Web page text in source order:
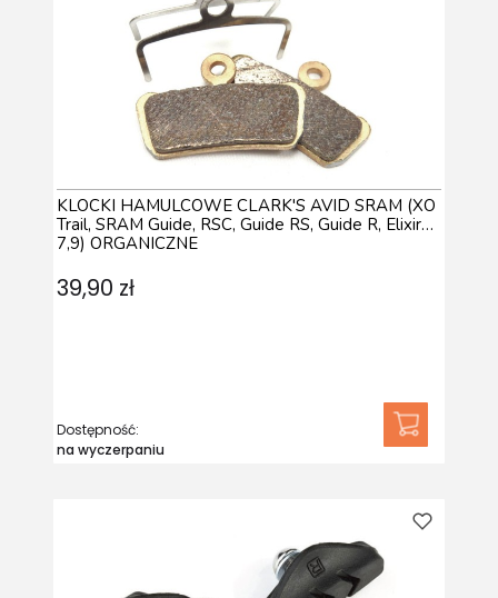
KLOCKI HAMULCOWE CLARK'S AVID SRAM (XO
Trail, SRAM Guide, RSC, Guide RS, Guide R, Elixir
7,9) ORGANICZNE
39,90 zł
Dostępność:
na wyczerpaniu